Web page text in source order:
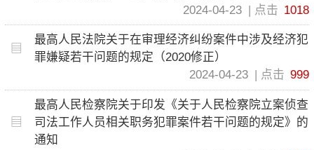
2024-04-23
点击 1018
最高人民法院关于在审理经济纠纷案件中涉及经济犯
罪嫌疑若干问题的规定（2020修正）
2024-04-23
点击 999
最高人民检察院关于印发《关于人民检察院立案侦查
司法工作人员相关职务犯罪案件若干问题的规定》的
通知